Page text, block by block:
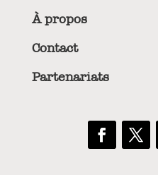
À propos
Contact
Partenariats